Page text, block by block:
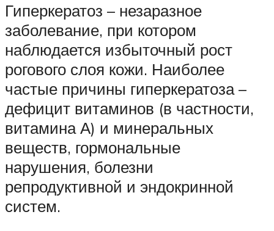
Гиперкератоз – незаразное
заболевание, при котором
наблюдается избыточный рост
рогового слоя кожи. Наиболее
частые причины гиперкератоза –
дефицит витаминов (в частности,
витамина А) и минеральных
веществ, гормональные
нарушения, болезни
репродуктивной и эндокринной
систем.